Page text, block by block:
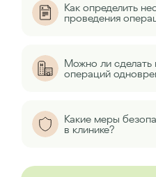
Как определить
проведения
Можно ли сделать
операций
Какие меры
в клинике?